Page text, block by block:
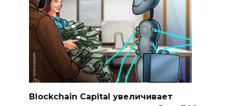
Blockchain Capital увеличивает